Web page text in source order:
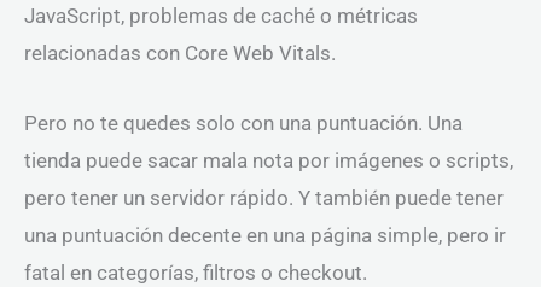
JavaScript, problemas de caché o métricas
relacionadas con Core Web Vitals.
Pero no te quedes solo con una puntuación. Una
tienda puede sacar mala nota por imágenes o scripts,
pero tener un servidor rápido. Y también puede tener
una puntuación decente en una página simple, pero ir
fatal en categorías, filtros o checkout.